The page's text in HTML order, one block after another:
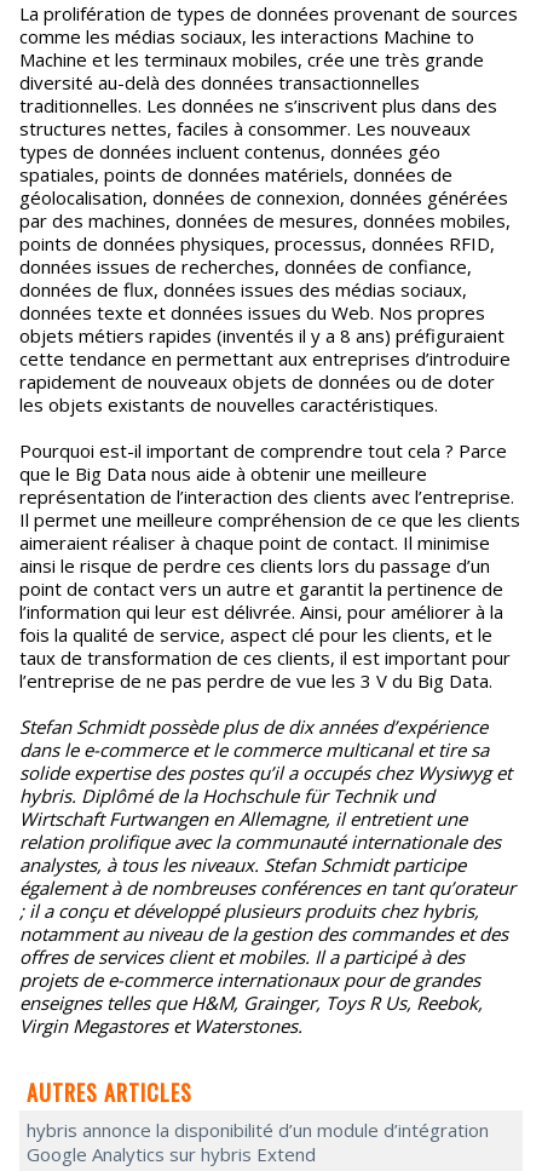
La prolifération de types de données provenant de sources
comme les médias sociaux, les interactions Machine to
Machine et les terminaux mobiles, crée une très grande
diversité au-delà des données transactionnelles
traditionnelles. Les données ne s’inscrivent plus dans des
structures nettes, faciles à consommer. Les nouveaux
types de données incluent contenus, données géo
spatiales, points de données matériels, données de
géolocalisation, données de connexion, données générées
par des machines, données de mesures, données mobiles,
points de données physiques, processus, données RFID,
données issues de recherches, données de confiance,
données de flux, données issues des médias sociaux,
données texte et données issues du Web. Nos propres
objets métiers rapides (inventés il y a 8 ans) préfiguraient
cette tendance en permettant aux entreprises d’introduire
rapidement de nouveaux objets de données ou de doter
les objets existants de nouvelles caractéristiques.
Pourquoi est-il important de comprendre tout cela ? Parce
que le Big Data nous aide à obtenir une meilleure
représentation de l’interaction des clients avec l’entreprise.
Il permet une meilleure compréhension de ce que les clients
aimeraient réaliser à chaque point de contact. Il minimise
ainsi le risque de perdre ces clients lors du passage d’un
point de contact vers un autre et garantit la pertinence de
l’information qui leur est délivrée. Ainsi, pour améliorer à la
fois la qualité de service, aspect clé pour les clients, et le
taux de transformation de ces clients, il est important pour
l’entreprise de ne pas perdre de vue les 3 V du Big Data.
Stefan Schmidt possède plus de dix années d’expérience
dans le e-commerce et le commerce multicanal et tire sa
solide expertise des postes qu’il a occupés chez Wysiwyg et
hybris. Diplômé de la Hochschule für Technik und
Wirtschaft Furtwangen en Allemagne, il entretient une
relation prolifique avec la communauté internationale des
analystes, à tous les niveaux. Stefan Schmidt participe
également à de nombreuses conférences en tant qu’orateur
; il a conçu et développé plusieurs produits chez hybris,
notamment au niveau de la gestion des commandes et des
offres de services client et mobiles. Il a participé à des
projets de e-commerce internationaux pour de grandes
enseignes telles que H&M, Grainger, Toys R Us, Reebok,
Virgin Megastores et Waterstones.
AUTRES ARTICLES
hybris annonce la disponibilité d’un module d’intégration
Google Analytics sur hybris Extend